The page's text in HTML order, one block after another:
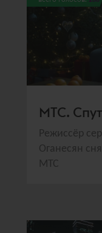
МТС.
Режиссёр
Оганесян
МТС